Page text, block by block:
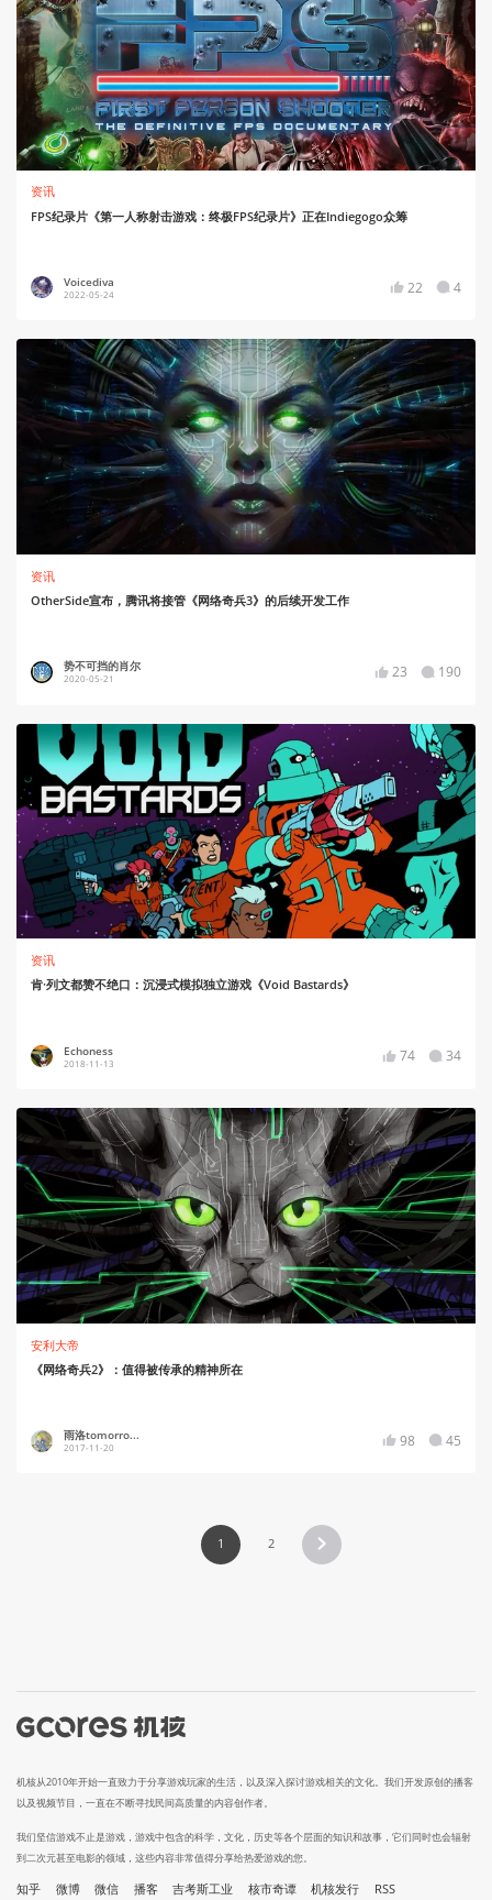
资讯
FPS纪录片《第一人称射击游戏：终极FPS纪录片》正在Indiegogo众筹
Voicediva
2022-05-24 22 4
资讯
OtherSide宣布，腾讯将接管《网络奇兵3》的后续开发工作
势不可挡的肖尔
2020-05-21 23 190
资讯
肯·列文都赞不绝口：沉浸式模拟独立游戏《Void Bastards》
Echoness
2018-11-13 74 34
安利大帝
《网络奇兵2》：值得被传承的精神所在
雨洛tomorro...
2017-11-20 98 45
1 2
机核从2010年开始一直致力于分享游戏玩家的生活，以及深入探讨游戏相关的文化。我们开发原创的播客
以及视频节目，一直在不断寻找民间高质量的内容创作者。
我们坚信游戏不止是游戏，游戏中包含的科学，文化，历史等各个层面的知识和故事，它们同时也会辐射
到二次元甚至电影的领域，这些内容非常值得分享给热爱游戏的您。
知乎 微博 微信 播客 吉考斯工业 核市奇谭 机核发行 RSS